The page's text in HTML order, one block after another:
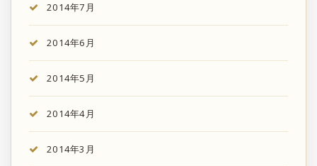
2014年7月
2014年6月
2014年5月
2014年4月
2014年3月